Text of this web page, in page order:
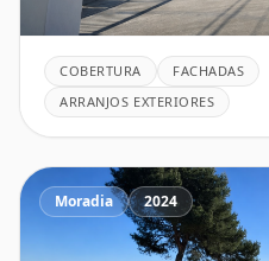
COBERTURA
FACHADAS
ARRANJOS EXTERIORES
Moradia 2024